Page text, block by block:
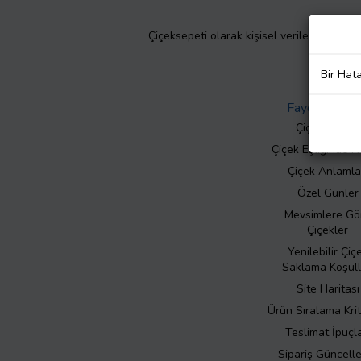
Çiçeksepeti olarak kişisel verilerinizin
Faydalı Bilgiler
Çiçek Bakımı
Çiçek Eşliğinde
Çiçek
Özel Günler
Mevsimlere
Çiçekler
Yenilebilir
Saklama
Site Haritası
Ürün Sıralama
Teslimat
Sipariş
Bir